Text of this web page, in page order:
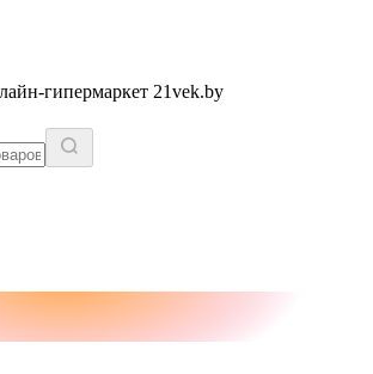
гипермаркет 21vek.by